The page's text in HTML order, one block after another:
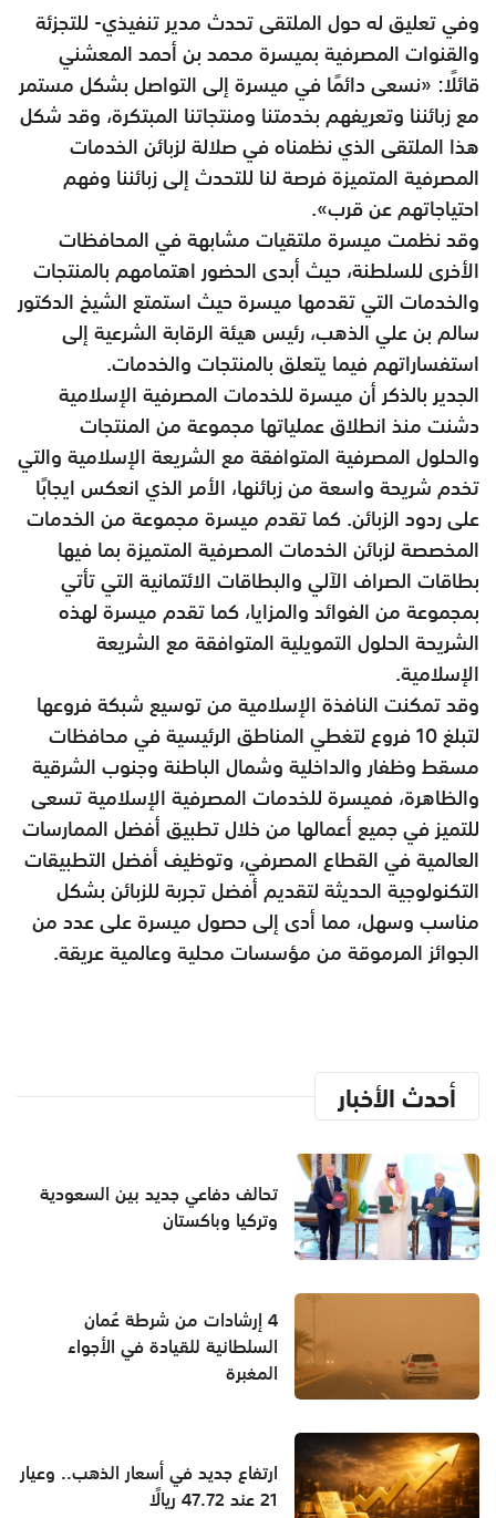
وفي تعليق له حول الملتقى تحدث مدير تنفيذي- للتجزئة
والقنوات المصرفية بميسرة محمد بن أحمد المعشني
قائلًا: «نسعى دائمًا في ميسرة إلى التواصل بشكل مستمر
مع زبائننا وتعريفهم بخدمتنا ومنتجاتنا المبتكرة، وقد شكل
هذا الملتقى الذي نظمناه في صلالة لزبائن الخدمات
المصرفية المتميزة فرصة لنا للتحدث إلى زبائننا وفهم
احتياجاتهم عن قرب».
وقد نظمت ميسرة ملتقيات مشابهة في المحافظات
الأخرى للسلطنة، حيث أبدى الحضور اهتمامهم بالمنتجات
والخدمات التي تقدمها ميسرة حيث استمتع الشيخ الدكتور
سالم بن علي الذهب، رئيس هيئة الرقابة الشرعية إلى
استفساراتهم فيما يتعلق بالمنتجات والخدمات.
الجدير بالذكر أن ميسرة للخدمات المصرفية الإسلامية
دشنت منذ انطلاق عملياتها مجموعة من المنتجات
والحلول المصرفية المتوافقة مع الشريعة الإسلامية والتي
تخدم شريحة واسعة من زبائنها، الأمر الذي انعكس ايجابًا
على ردود الزبائن. كما تقدم ميسرة مجموعة من الخدمات
المخصصة لزبائن الخدمات المصرفية المتميزة بما فيها
بطاقات الصراف الآلي والبطاقات الائتمانية التي تأتي
بمجموعة من الفوائد والمزايا، كما تقدم ميسرة لهذه
الشريحة الحلول التمويلية المتوافقة مع الشريعة
الإسلامية.
وقد تمكنت النافذة الإسلامية من توسيع شبكة فروعها
لتبلغ 10 فروع لتغطي المناطق الرئيسية في محافظات
مسقط وظفار والداخلية وشمال الباطنة وجنوب الشرقية
والظاهرة، فميسرة للخدمات المصرفية الإسلامية تسعى
للتميز في جميع أعمالها من خلال تطبيق أفضل الممارسات
العالمية في القطاع المصرفي، وتوظيف أفضل التطبيقات
التكنولوجية الحديثة لتقديم أفضل تجربة للزبائن بشكل
مناسب وسهل، مما أدى إلى حصول ميسرة على عدد من
الجوائز المرموقة من مؤسسات محلية وعالمية عريقة.
أحدث الأخبار
تحالف دفاعي جديد بين السعودية
وتركيا وباكستان
4 إرشادات من شرطة عُمان
السلطانية للقيادة في الأجواء
المغبرة
ارتفاع جديد في أسعار الذهب.. وعيار
21 عند 47.72 ريالًا